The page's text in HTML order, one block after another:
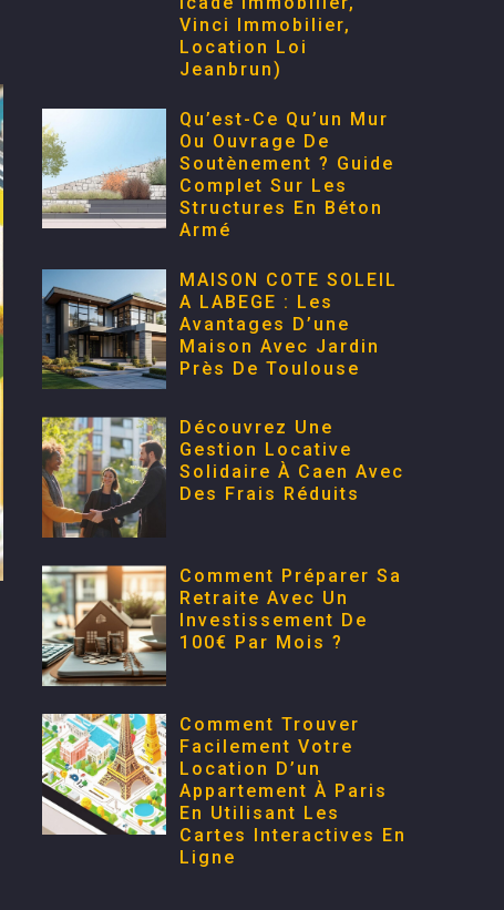
Vinci Immobilier,
Location Loi
Jeanbrun)
Qu’est-Ce Qu’un Mur
Ou Ouvrage De
Soutènement ? Guide
Complet Sur Les
Structures En Béton
Armé
MAISON COTE SOLEIL
A LABEGE : Les
Avantages D’une
Maison Avec Jardin
Près De Toulouse
Découvrez Une
Gestion Locative
Solidaire À Caen Avec
Des Frais Réduits
Comment Préparer Sa
Retraite Avec Un
Investissement De
100€ Par Mois ?
Comment Trouver
Facilement Votre
Location D’un
Appartement À Paris
En Utilisant Les
Cartes Interactives En
Ligne